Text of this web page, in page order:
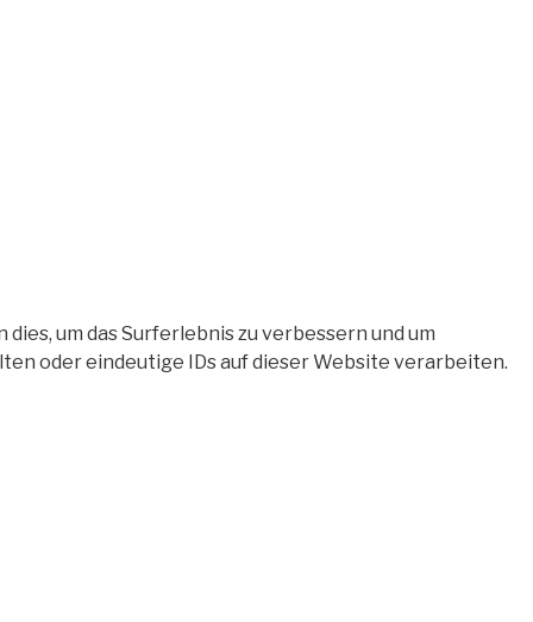
um das Surferlebnis zu verbessern und um
oder eindeutige IDs auf dieser Website verarbeiten.